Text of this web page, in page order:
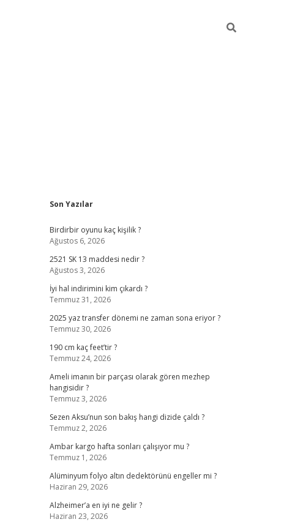
Sidebar
Son Yazılar
Birdirbir oyunu kaç kişilik ?
Ağustos 6, 2026
2521 SK 13 maddesi nedir ?
Ağustos 3, 2026
İyi hal indirimini kim çıkardı ?
Temmuz 31, 2026
2025 yaz transfer dönemi ne zaman sona eriyor ?
Temmuz 30, 2026
190 cm kaç feet’tir ?
Temmuz 24, 2026
Ameli imanın bir parçası olarak gören mezhep
hangisidir ?
Temmuz 3, 2026
Sezen Aksu’nun son bakış hangi dizide çaldı ?
Temmuz 2, 2026
Ambar kargo hafta sonları çalışıyor mu ?
Temmuz 1, 2026
Alüminyum folyo altın dedektörünü engeller mi ?
Haziran 29, 2026
Alzheimer’a en iyi ne gelir ?
Haziran 23, 2026